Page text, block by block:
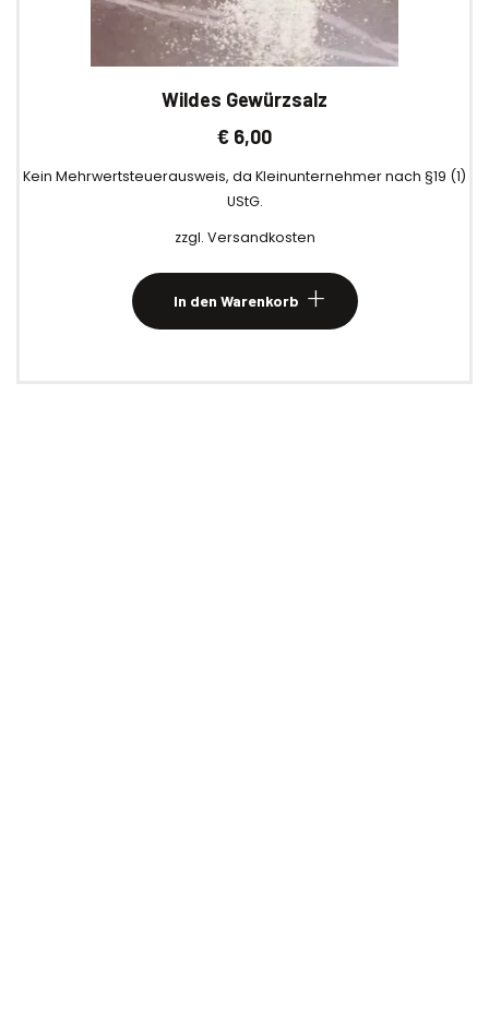
Wildes Gewürzsalz
€ 6,00
Kein Mehrwertsteuerausweis, da Kleinunternehmer nach §19 (1)
UStG.
zzgl. Versandkosten
In den Warenkorb